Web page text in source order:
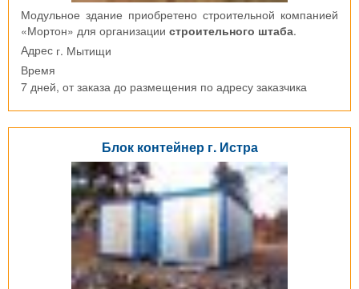
Модульное здание приобретено строительной компанией
«Мортон» для организации строительного штаба.
Адрес г. Мытищи
Время
7 дней, от заказа до размещения по адресу заказчика
Блок контейнер г. Истра